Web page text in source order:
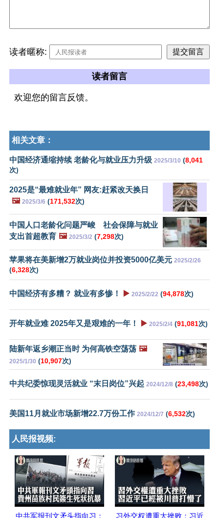
读者暱称:
读者留言
欢迎您的留言反馈。
相关文章：
中国经济通缩持续 老龄化与就业压力升级 2025/3/10 (8,041
次)
2025是“最难就业年” 网友:赶紧改天换日
🖼️ 2025/3/6 (171,532次)
中国人口老龄化问题严峻 社会保障与就业
支出首超教育 🖼️ 2025/3/2 (7,298次)
苹果将在美新增2万就业岗位并投资5000亿美元 2025/2/26
(6,328次)
中国经济有多糟？ 就业有多惨！ ▶️ 2025/2/22 (94,878次)
开年就业难 2025年又是艰难的一年！ ▶️ 2025/2/4 (91,081次)
陆新年返乡潮正当时 为何高铁空荡荡 🖼️
2025/1/30 (10,907次)
中共纪委惊现灵活就业 “末日岗位”兴起 2024/12/8 (23,498次)
美国11月就业市场新增22.7万份工作 2024/12/7 (6,532次)
人民报视频:
中共军报刊文矛头指向习； 习外交权遭重大挫败；习近